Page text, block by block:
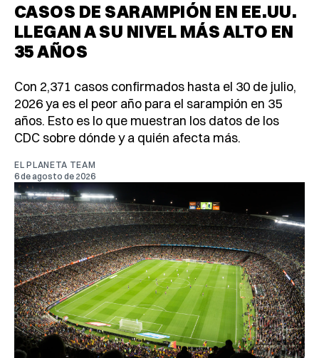
CASOS DE SARAMPIÓN EN EE.UU.
LLEGAN A SU NIVEL MÁS ALTO EN
35 AÑOS
Con 2,371 casos confirmados hasta el 30 de julio,
2026 ya es el peor año para el sarampión en 35
años. Esto es lo que muestran los datos de los
CDC sobre dónde y a quién afecta más.
EL PLANETA TEAM
6 de agosto de 2026